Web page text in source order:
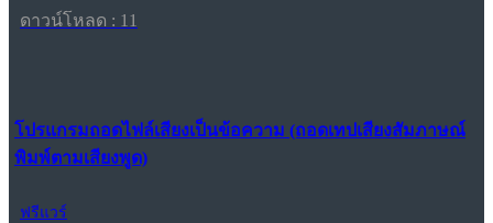
ดาวน์โหลด : 11
โปรแกรมถอดไฟล์เสียงเป็นข้อความ (ถอดเทปเสียงสัมภาษณ์
พิมพ์ตามเสียงพูด)
ฟรีแวร์